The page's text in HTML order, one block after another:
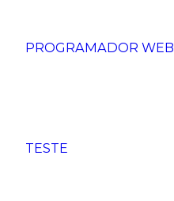
PROGRAMADOR WEB
TESTE